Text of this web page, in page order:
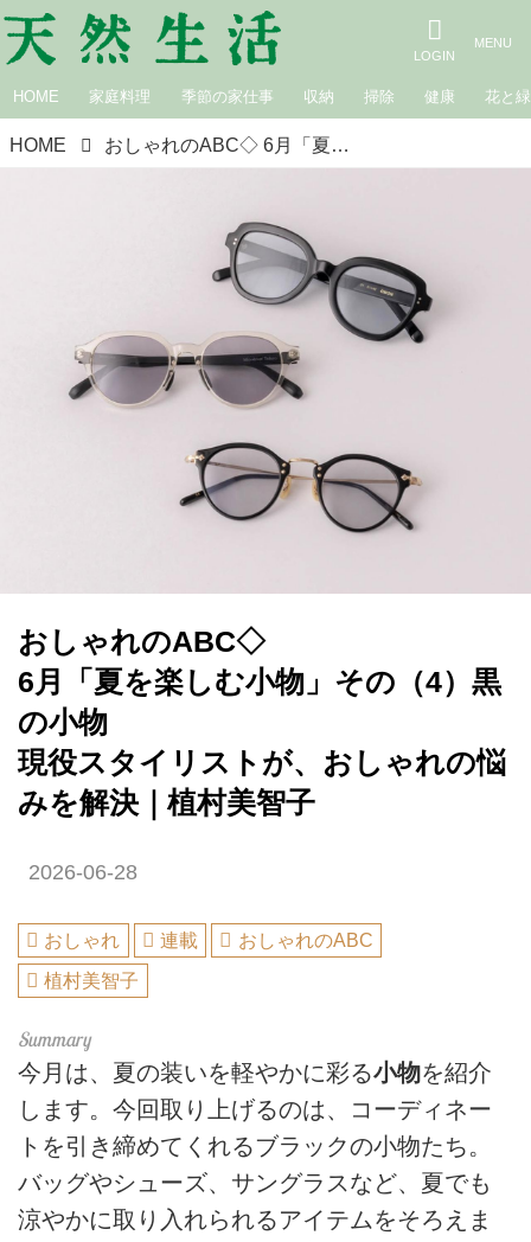
HOME 家庭料理 季節の家仕事 収納 掃除 健康 花と緑
HOME おしゃれのABC◇ 6月「夏を楽しむ小物」その（4）黒の小物 現役スタイリストが、おしゃれの悩みを解決｜植村美智子
おしゃれのABC◇
6月「夏を楽しむ小物」その（4）黒
の小物
現役スタイリストが、おしゃれの悩
みを解決｜植村美智子
2026-06-28
おしゃれ 連載
おしゃれのABC
植村美智子
今月は、夏の装いを軽やかに彩る小物を紹介
します。今回取り上げるのは、コーディネー
トを引き締めてくれるブラックの小物たち。
バッグやシューズ、サングラスなど、夏でも
涼やかに取り入れられるアイテムをそろえま